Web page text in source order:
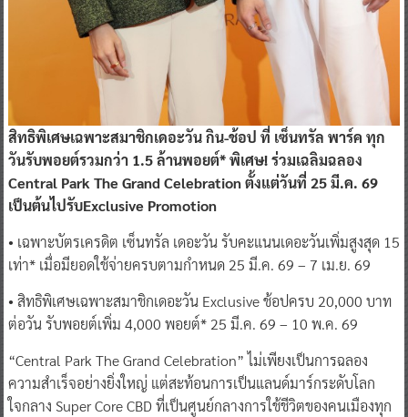
สิทธิพิเศษเฉพาะสมาชิกเดอะวัน กิน-ช้อป ที่ เซ็นทรัล พาร์ค ทุก
วันรับพอยต์รวมกว่า 1.5 ล้านพอยต์* พิเศษ! ร่วมเฉลิมฉลอง
Central Park The Grand Celebration ตั้งแต่วันที่ 25 มี.ค. 69
เป็นต้นไปรับExclusive Promotion
• เฉพาะบัตรเครดิต เซ็นทรัล เดอะวัน รับคะแนนเดอะวันเพิ่มสูงสุด 15
เท่า* เมื่อมียอดใช้จ่ายครบตามกำหนด 25 มี.ค. 69 – 7 เม.ย. 69
• สิทธิพิเศษเฉพาะสมาชิกเดอะวัน Exclusive ช้อปครบ 20,000 บาท
ต่อวัน รับพอยต์เพิ่ม 4,000 พอยต์* 25 มี.ค. 69 – 10 พ.ค. 69
“Central Park The Grand Celebration” ไม่เพียงเป็นการฉลอง
ความสำเร็จอย่างยิ่งใหญ่ แต่สะท้อนการเป็นแลนด์มาร์กระดับโลก
ใจกลาง Super Core CBD ที่เป็นศูนย์กลางการใช้ชีวิตของคนเมืองทุก